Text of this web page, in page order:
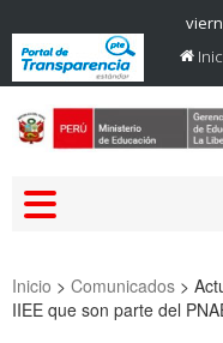
Inicio > Comunicados >
IIEE que son parte del